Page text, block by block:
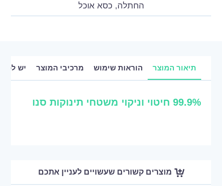
החתלה, כסא אוכל
תיאור המוצר הוראות שימוש מרכיבי המוצר יש
99.9% חיטוי וניקוי משטחי תינוקות סנו
מוצרים קשורים שעשויים לעניין אתכם